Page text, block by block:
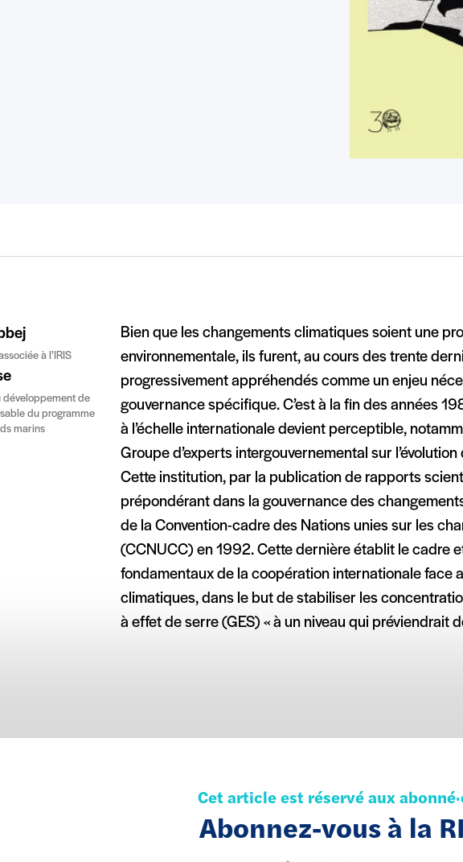
à l’IRIS
développement de
du programme
marins
Bien que les changements climatiques soient une
environnementale, ils furent, au cours des trente
progressivement appréhendés comme un enjeu
gouvernance spécifique. C’est à la fin des années
à l’échelle internationale devient perceptible,
Groupe d’experts intergouvernemental sur
Cette institution, par la publication de rapports
prépondérant dans la gouvernance des
de la Convention-cadre des Nations unies sur les
(CCNUCC) en 1992. Cette dernière établit le cadre
fondamentaux de la coopération internationale face
climatiques, dans le but de stabiliser les
à effet de serre (GES) « à un niveau qui préviendrait
Cet article est réservé aux
Abonnez-vous à la